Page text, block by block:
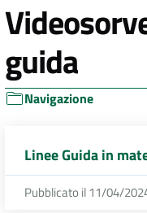
guida
Navigazione
Linee Guida in
Pubblicato il 11/04/